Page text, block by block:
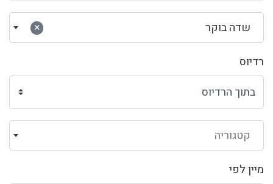
× שדה בוקר
רדיוס
קטגוריה
מיין לפי